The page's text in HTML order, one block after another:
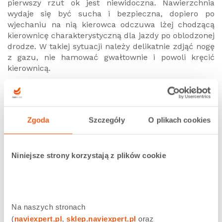
Zgoda Szczegóły O plikach cookies
Niniejsze strony korzystają z plików cookie
Na naszych stronach
(naviexpert.pl sklep.naviexpert.pl
pierwszy rzut ok jest niewidoczna. Nawierzchnia
wydaje się być sucha i bezpieczna, dopiero po
wjechaniu na nią kierowca odczuwa lżej chodzącą
kierownicę charakterystyczną dla jazdy po oblodzonej
drodze. W takiej sytuacji należy delikatnie zdjąć nogę
z gazu, nie hamować gwałtownie i powoli kręcić
kierownicą.
Jazda zimą autem wymaga od kierowców większego
przygotowania. Pamiętajmy, że śliska nawierzchnia i
Poza techniką i kilkoma trickami, równie ważne jest
dostosowanie stylu jazdy do panujących warunków